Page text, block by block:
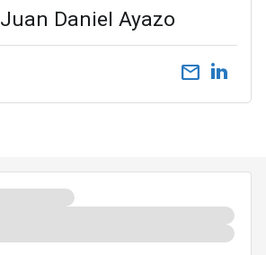
Juan Daniel Ayazo
email